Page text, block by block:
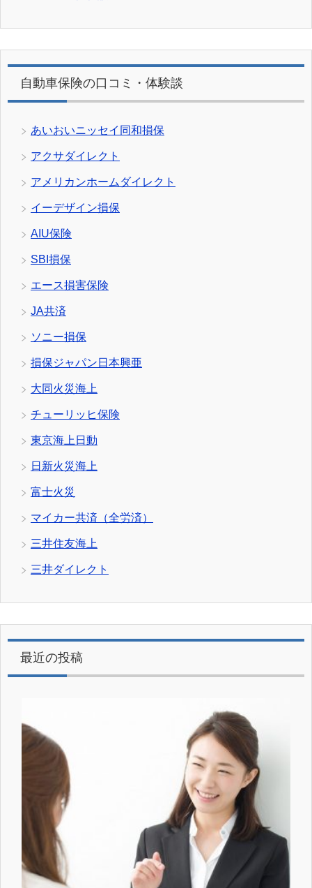
自動車保険の口コミ・体験談
あいおいニッセイ同和損保
アクサダイレクト
アメリカンホームダイレクト
イーデザイン損保
AIU保険
SBI損保
エース損害保険
JA共済
ソニー損保
損保ジャパン日本興亜
大同火災海上
チューリッヒ保険
東京海上日動
日新火災海上
富士火災
マイカー共済（全労済）
三井住友海上
三井ダイレクト
最近の投稿